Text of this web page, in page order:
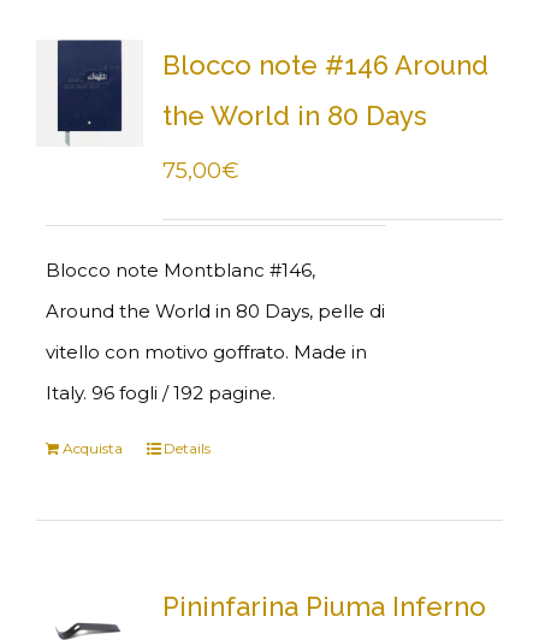
Blocco note #146 Around
the World in 80 Days
75,00€
Blocco note Montblanc #146,
Around the World in 80 Days, pelle di
vitello con motivo goffrato. Made in
Italy. 96 fogli / 192 pagine.
Acquista Details
Pininfarina Piuma Inferno